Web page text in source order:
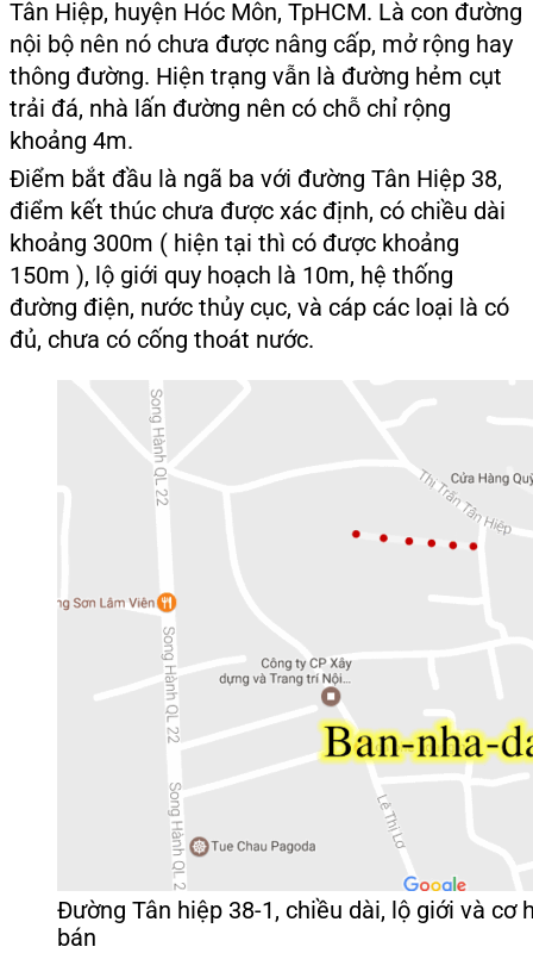
Tân Hiệp, huyện Hóc Môn, TpHCM. Là con đường
nội bộ nên nó chưa được nâng cấp, mở rộng hay
thông đường. Hiện trạng vẫn là đường hẻm cụt
trải đá, nhà lấn đường nên có chỗ chỉ rộng
khoảng 4m.
Điểm bắt đầu là ngã ba với đường Tân Hiệp 38,
điểm kết thúc chưa được xác định, có chiều dài
khoảng 300m ( hiện tại thì có được khoảng
150m ), lộ giới quy hoạch là 10m, hệ thống
đường điện, nước thủy cục, và cáp các loại là có
đủ, chưa có cống thoát nước.
Đường Tân hiệp 38-1, chiều dài, lộ giới và cơ
bán